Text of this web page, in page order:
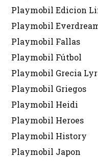
Playmobil Edicion
Playmobil
Playmobil Fallas
Playmobil Fútbol
Playmobil Grecia
Playmobil Griegos
Playmobil Heidi
Playmobil Heroes
Playmobil History
Playmobil Japon